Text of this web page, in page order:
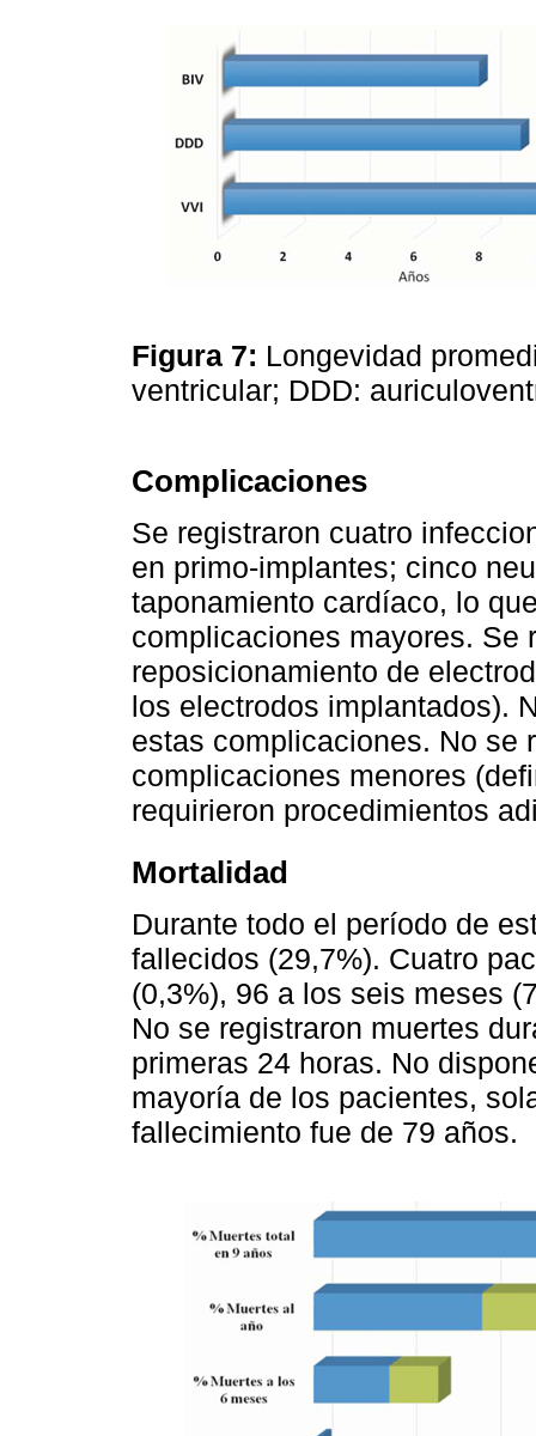
Figura 7: Longevidad
ventricular; DDD:
Complicaciones
Se registraron cuatro
en primo-implantes; cinco
taponamiento cardíaco, lo
complicaciones mayores. Se
reposicionamiento de
los electrodos implantados).
estas complicaciones. No se
complicaciones menores
requirieron procedimientos
Mortalidad
Durante todo el período de
fallecidos (29,7%). Cuatro
(0,3%), 96 a los seis meses
No se registraron muertes
primeras 24 horas. No
mayoría de los pacientes,
fallecimiento fue de 79 años.